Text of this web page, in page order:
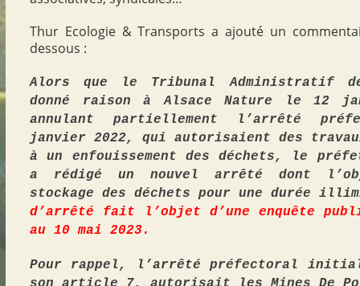
Thur Ecologie & Transports a ajouté un
dessous :
Alors que le Tribunal Administratif
donné raison à Alsace Nature le 12
annulant partiellement l’arrêté
janvier 2022, qui autorisaient des
à un enfouissement des déchets, le
a rédigé un nouvel arrêté dont
stockage des déchets pour une durée
d’arrêté fait l’objet d’une enquête
au 10 mai 2023.
Pour rappel, l’arrêté préfectoral initial